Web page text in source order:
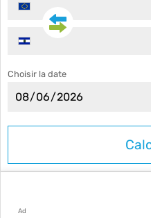
Choisir la date
Ad